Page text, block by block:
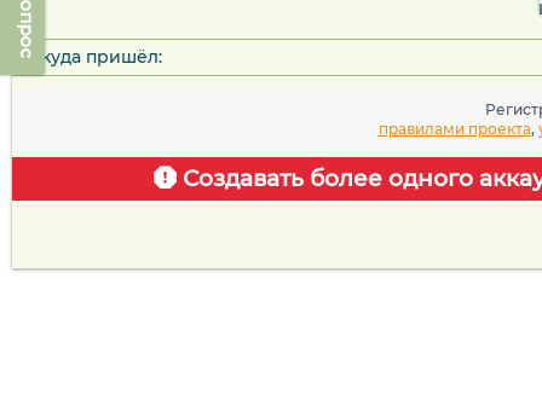
Откуда пришёл:
правилами проекта,
Создавать более одного